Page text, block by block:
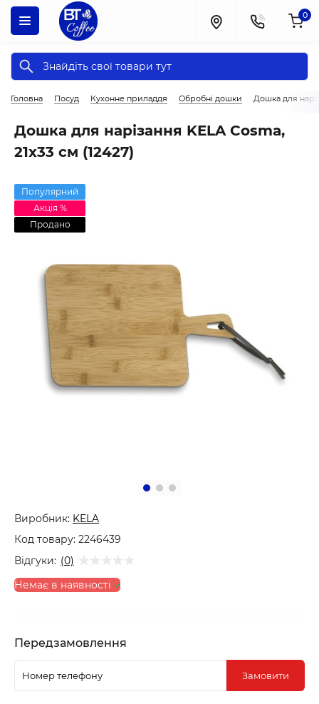
0
Головна Посуд Кухонне приладдя Обробні дошки Дошка для
Дошка для нарізання KELA Cosma,
21х33 см (12427)
Популярний
Акція %
Продано
Виробник: KELA
Код товару: 2246439
Відгуки: (0)
Немає в наявності
Передзамовлення
Замовити